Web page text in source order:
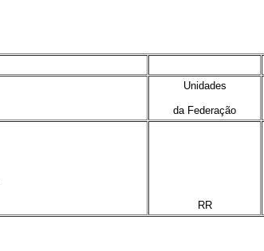
Unidades
da Federação
RR